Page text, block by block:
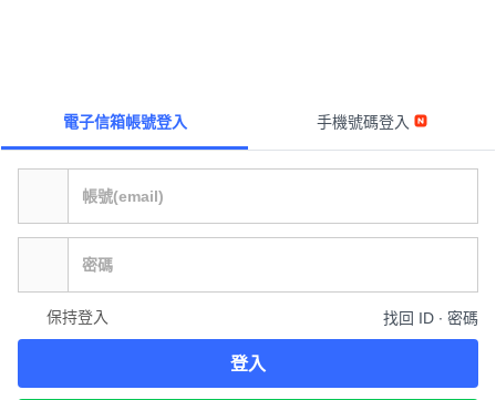
電子信箱帳號登入 手機號碼登入
保持登入 找回 ID ∙ 密碼
登入